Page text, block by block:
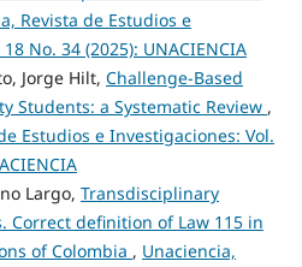
Revista de Estudios e
No. 34 (2025): UNACIENCIA
Jorge Hilt, Challenge-Based
Students: a Systematic Review ,
Estudios e Investigaciones: Vol.
Largo, Transdisciplinary
Correct definition of Law 115 in
of Colombia , Unaciencia,